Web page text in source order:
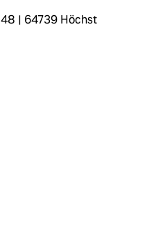
| 64739 Höchst